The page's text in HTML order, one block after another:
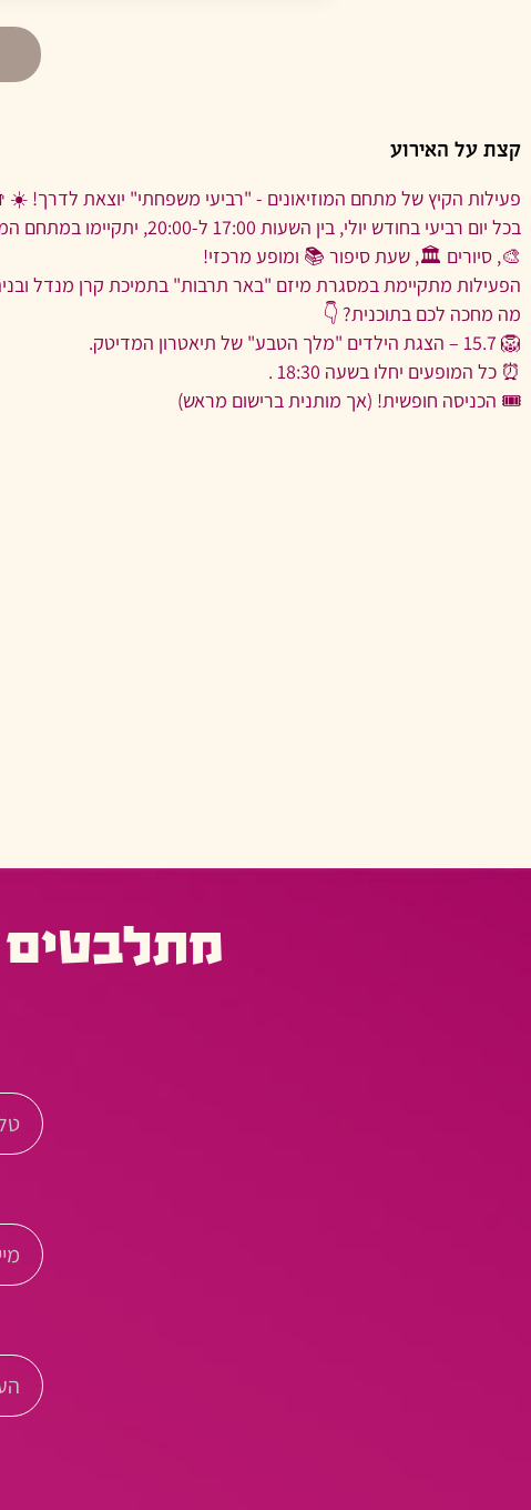
קצת על האירוע
פעילות הקיץ של מתחם המוזיאונים - "רביעי משפחתי" יוצאת לדרך!
בכל יום רביעי בחודש יולי, בין
🎨, סיורים 🏛️, שעת סיפור 📚 ומופע מרכזי!
הפעילות מתקיימת במסגרת מיזם "באר תרבות" בתמיכת קרן מנדל
מה מחכה לכם בתוכנית? 👇
🦁 15.7 – הצגת הילדים "מלך הטבע" של תיאטרון המדיטק.
⏰ כל המופעים יחלו בשעה 18:30 .
🎟️ הכניסה חופשית! (אך מותנית ברישום מראש)
מתלבטים